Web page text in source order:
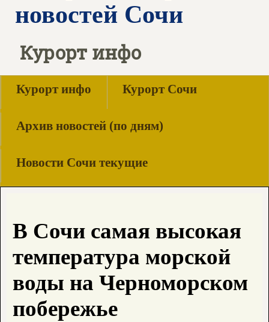
новостей Сочи
Курорт инфо
Курорт инфо Курорт Сочи
Архив новостей (по дням)
Новости Сочи текущие
В Сочи самая высокая
температура морской
воды на Черноморском
побережье